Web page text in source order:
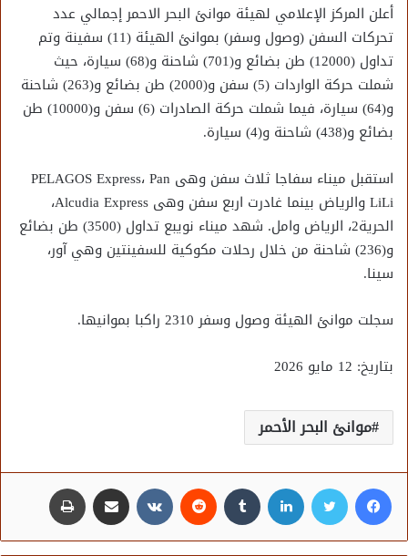
أعلن المركز الإعلامي لهيئة موانئ البحر الاحمر إجمالي عدد
تحركات السفن (وصول وسفر) بموانئ الهيئة (11) سفينة وتم
تداول (12000) طن بضائع و(701) شاحنة و(68) سيارة، حيث
شملت حركة الواردات (5) سفن و(2000) طن بضائع و(263) شاحنة
و(64) سيارة، فيما شملت حركة الصادرات (6) سفن و(10000) طن
بضائع و(438) شاحنة و(4) سيارة.
استقبل ميناء سفاجا ثلاث سفن وهى PELAGOS Express، Pan
LiLi والرياض بينما غادرت اربع سفن وهى Alcudia Express،
الحرية2، الرياض وامل. شهد ميناء نويبع تداول (3500) طن بضائع
و(236) شاحنة من خلال رحلات مكوكية للسفينتين وهي آور،
سينا.
سجلت موانئ الهيئة وصول وسفر 2310 راكبا بموانيها.
بتاريخ: 12 مايو 2026
موانئ البحر الأحمر
فيسبوك تويتر لينكدإن مشاركة عبر البريد